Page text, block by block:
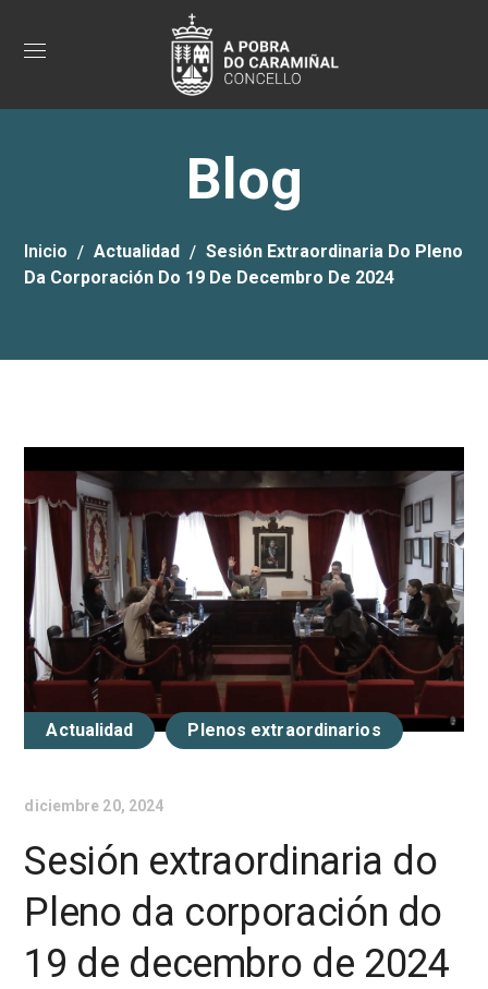
Blog
Inicio Actualidad
Sesión Extraordinaria Do Pleno
Da Corporación Do 19 De Decembro De 2024
Actualidad Plenos extraordinarios
diciembre 20, 2024
Sesión extraordinaria do
Pleno da corporación do
19 de decembro de 2024